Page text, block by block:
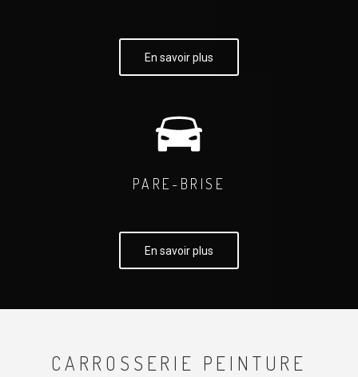
En savoir plus
PARE-BRISE
En savoir plus
CARROSSERIE PEINTURE